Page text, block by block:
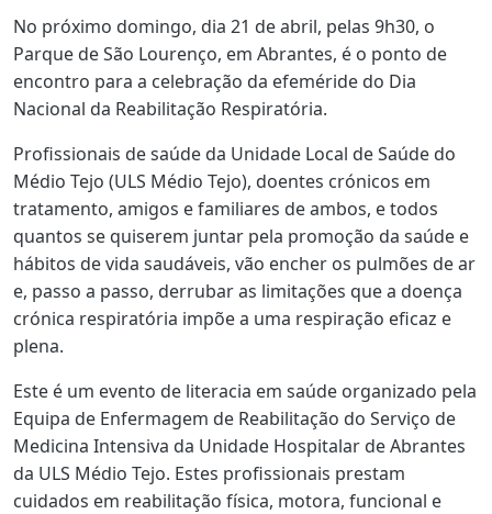
No próximo domingo, dia 21 de abril, pelas 9h30, o
Parque de São Lourenço, em Abrantes, é o ponto de
encontro para a celebração da efeméride do Dia
Nacional da Reabilitação Respiratória.
Profissionais de saúde da Unidade Local de Saúde do
Médio Tejo (ULS Médio Tejo), doentes crónicos em
tratamento, amigos e familiares de ambos, e todos
quantos se quiserem juntar pela promoção da saúde e
hábitos de vida saudáveis, vão encher os pulmões de ar
e, passo a passo, derrubar as limitações que a doença
crónica respiratória impõe a uma respiração eficaz e
plena.
Este é um evento de literacia em saúde organizado pela
Equipa de Enfermagem de Reabilitação do Serviço de
Medicina Intensiva da Unidade Hospitalar de Abrantes
da ULS Médio Tejo. Estes profissionais prestam
cuidados em reabilitação física, motora, funcional e